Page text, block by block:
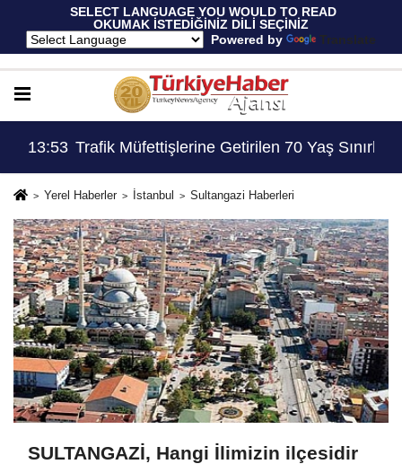
SELECT LANGUAGE YOU WOULD TO READ
OKUMAK İSTEDİĞİNİZ DİLİ SEÇİNİZ
Powered by
Translate
Adil Mi..?
13:53 Trafik Müfettişlerine Getirilen 70 Yaş
Yerel Haberler İstanbul Sultangazi Haberleri
SULTANGAZİ, Hangi İlimizin ilçesidir